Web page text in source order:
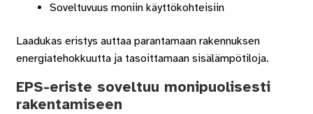
Soveltuvuus moniin käyttökohteisiin
Laadukas eristys auttaa parantamaan rakennuksen
energiatehokkuutta ja tasoittamaan sisälämpötiloja.
EPS-eriste soveltuu monipuolisesti
rakentamiseen